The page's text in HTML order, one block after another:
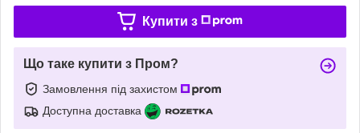
Купити з
Що таке купити з Пром?
Замовлення під захистом
Доступна доставка